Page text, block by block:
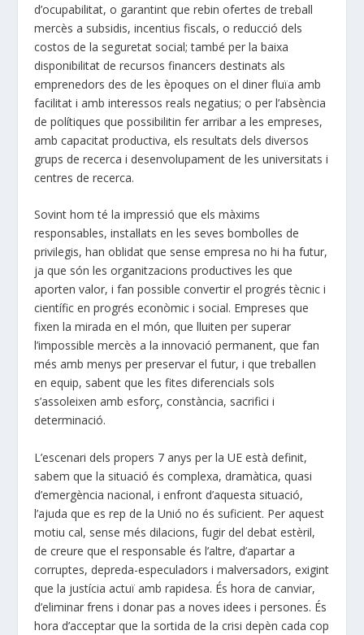
d’ocupabilitat, o garantint que rebin ofertes de treball
mercès a subsidis, incentius fiscals, o reducció dels
costos de la seguretat social; també per la baixa
disponibilitat de recursos financers destinats als
emprenedors des de les èpoques on el diner fluïa amb
facilitat i amb interessos reals negatius; o per l’absència
de polítiques que possibilitin fer arribar a les empreses,
amb capacitat productiva, els resultats dels diversos
grups de recerca i desenvolupament de les universitats i
centres de recerca.
Sovint hom té la impressió que els màxims
responsables, instal·lats en les seves bombolles de
privilegis, han oblidat que sense empresa no hi ha futur,
ja que són les organitzacions productives les que
aporten valor, i fan possible convertir el progrés tècnic i
científic en progrés econòmic i social. Empreses que
fixen la mirada en el món, que lluiten per superar
l’impossible mercès a la innovació permanent, que fan
més amb menys per preservar el futur, i que treballen
en equip, sabent que les fites diferencials sols
s’assoleixen amb esforç, constància, sacrifici i
determinació.
L’escenari dels propers 7 anys per la UE està definit,
sabem que la situació és complexa, dramàtica, quasi
d’emergència nacional, i enfront d’aquesta situació,
l’ajuda que es rep de la Unió no és suficient. Per aquest
motiu cal, sense més dilacions, fugir del debat estèril,
de creure que el responsable és l’altre, d’apartar a
corruptes, depreda-especuladors i malversadors, exigint
que la justícia actuï amb rapidesa. És hora de canviar,
d’eliminar frens i donar pas a noves idees i persones. És
hora d’acceptar que la sortida de la crisi depèn cada cop